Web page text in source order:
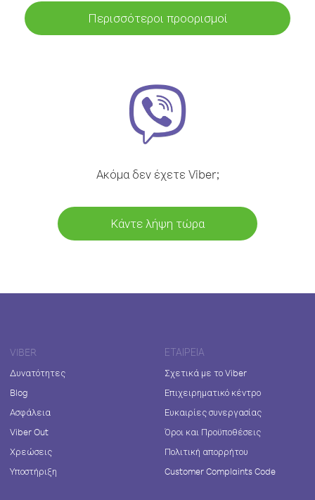
Περισσότεροι προορισμοί
Ακόμα δεν έχετε Viber;
Κάντε λήψη τώρα
VIBER
Δυνατότητες
Blog
Ασφάλεια
Viber Out
Χρεώσεις
Υποστήριξη
ΕΤΑΙΡΕΊΑ
Σχετικά με το Viber
Επιχειρηματικό κέντρο
Ευκαιρίες συνεργασίας
Όροι και Προϋποθέσεις
Πολιτική απορρήτου
Customer Complaints Code